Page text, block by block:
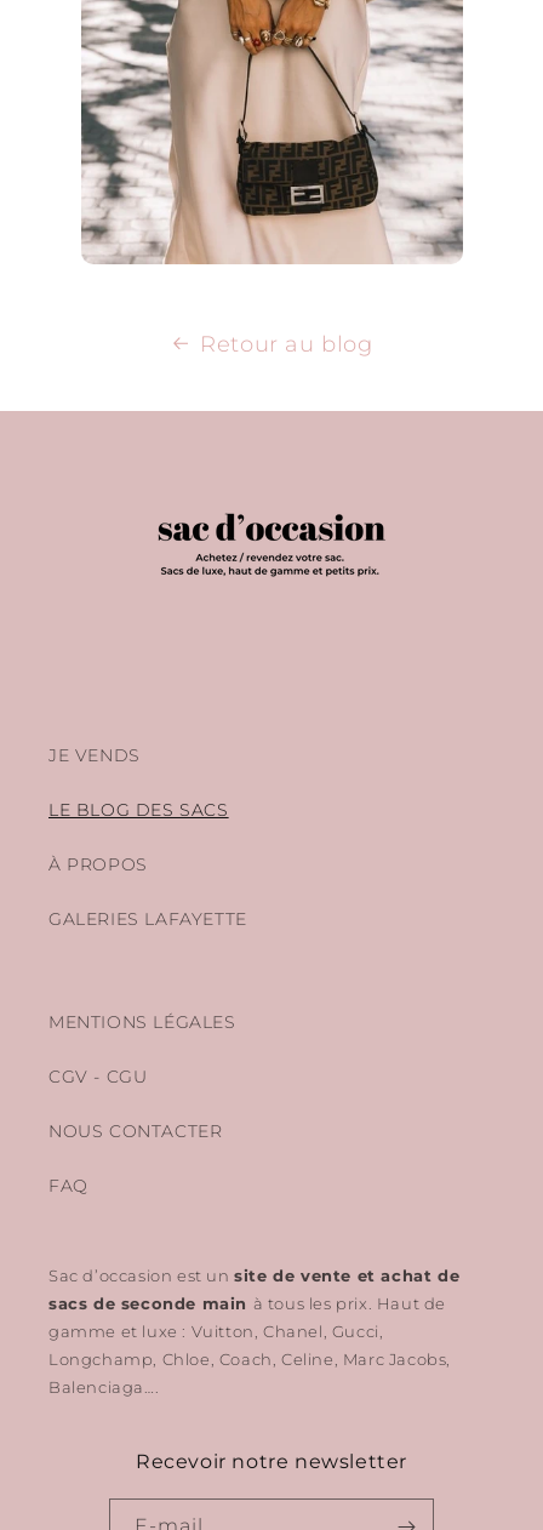
Retour au blog
JE VENDS
LE BLOG DES SACS
À PROPOS
GALERIES LAFAYETTE
MENTIONS LÉGALES
CGV - CGU
NOUS CONTACTER
FAQ
Sac d’occasion est unsite de vente et achat de
sacs de seconde main à tous les prix. Haut de
gamme et luxe : Vuitton, Chanel, Gucci,
Longchamp, Chloe, Coach, Celine, Marc Jacobs,
Balenciaga….
Recevoir notre newsletter